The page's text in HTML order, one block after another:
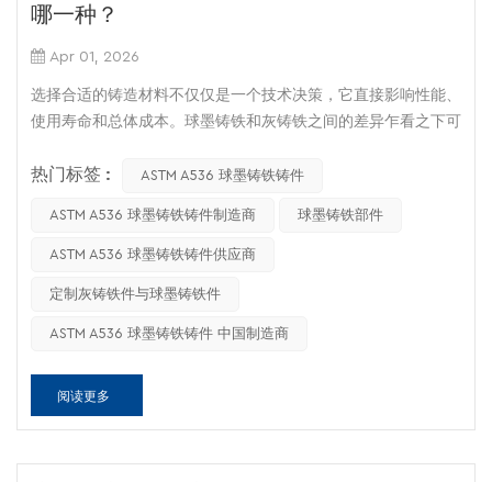
哪一种？
Apr 01, 2026
选择合适的铸造材料不仅仅是一个技术决策，它直接影响性能、
使用寿命和总体成本。球墨铸铁和灰铸铁之间的差异乍看之下可
这些区别有助于工程师、采购人员和制造商避免代价高昂的错
材料对比概览
屈服强度
伸长 2%–18% <1%
硬度 130–300 HB 150–260 HB
热门标签 : ASTM A536 球墨铸铁铸件
ASTM A536 球墨铸铁铸件制造商 球墨铸铁部件
ASTM A536 球墨铸铁铸件供应商
定制灰铸铁件与球墨铸铁件
ASTM A536 球墨铸铁铸件 中国制造商
阅读更多